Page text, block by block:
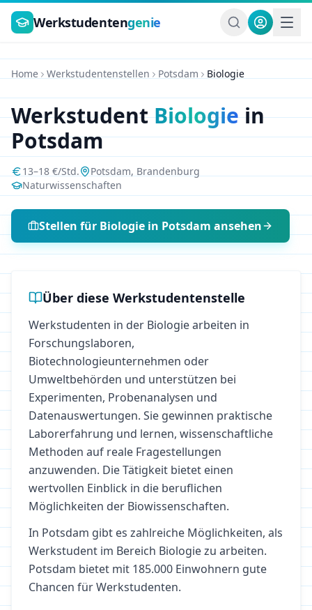
Zum Hauptinhalt springen
Werkstudentengenie
Home Werkstudentenstellen Potsdam Biologie
WerkstudentBiologiein
Potsdam
13–18 €/Std. Potsdam, Brandenburg
Naturwissenschaften
Stellen für Biologie in Potsdam ansehen
Über diese Werkstudentenstelle
Werkstudenten in der Biologie arbeiten in
Forschungslaboren,
Biotechnologieunternehmen oder
Umweltbehörden und unterstützen bei
Experimenten, Probenanalysen und
Datenauswertungen. Sie gewinnen praktische
Laborerfahrung und lernen, wissenschaftliche
Methoden auf reale Fragestellungen
anzuwenden. Die Tätigkeit bietet einen
wertvollen Einblick in die beruflichen
Möglichkeiten der Biowissenschaften.
In Potsdam gibt es zahlreiche Möglichkeiten, als
Werkstudent im Bereich Biologiezu arbeiten.
Potsdam bietet mit 185.000 Einwohnern gute
Chancen für Werkstudenten.